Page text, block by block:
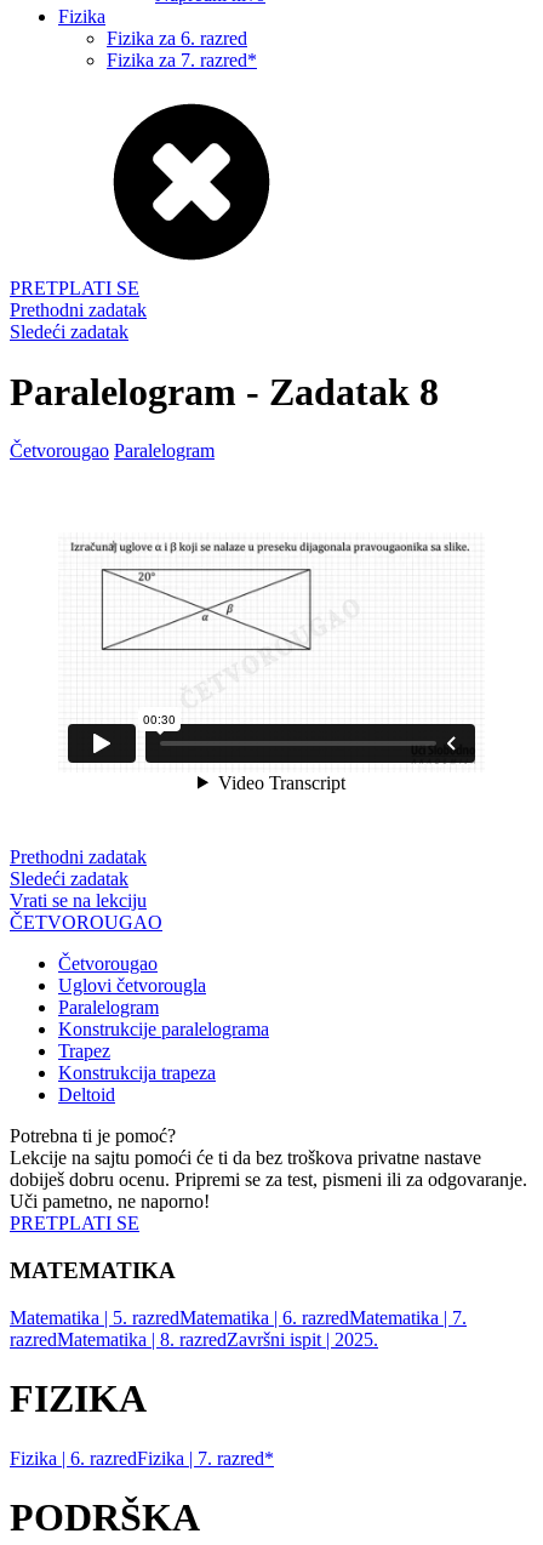
Fizika
Fizika za 6. razred
Fizika za 7. razred*
PRETPLATI SE
Prethodni zadatak
Sledeći zadatak
Paralelogram - Zadatak 8
Četvorougao Paralelogram
Prethodni zadatak
Sledeći zadatak
Vrati se na lekciju
ČETVOROUGAO
Četvorougao
Uglovi četvorougla
Paralelogram
Konstrukcije paralelograma
Trapez
Konstrukcija trapeza
Deltoid
Potrebna ti je pomoć?
Lekcije na sajtu pomoći će ti da bez troškova privatne nastave
dobiješ dobru ocenu. Pripremi se za test, pismeni ili za odgovaranje.
Uči pametno, ne naporno!
PRETPLATI SE
MATEMATIKA
Matematika | 5. razredMatematika | 6. razredMatematika | 7.
razredMatematika | 8. razredZavršni ispit | 2025.
FIZIKA
Fizika | 6. razredFizika | 7. razred*
PODRŠKA